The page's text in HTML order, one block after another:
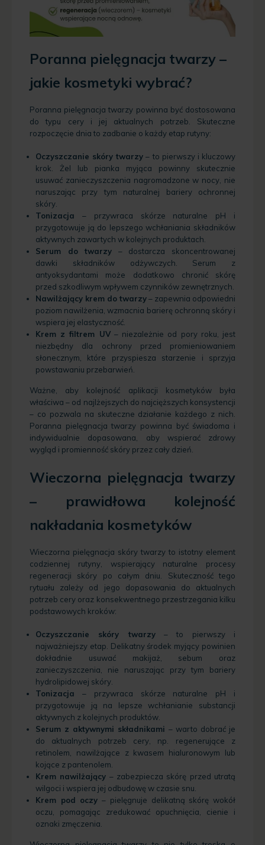
Poranna pielęgnacja twarzy –
jakie kosmetyki wybrać?
Poranna pielęgnacja twarzy powinna być dostosowana
do typu cery i jej aktualnych potrzeb. Skuteczne
rozpoczęcie dnia to zadbanie o każdy etap rutyny:
Oczyszczanie skóry twarzy – to pierwszy i kluczowy
krok. Żel lub pianka myjąca powinny skutecznie
usuwać zanieczyszczenia nagromadzone w nocy, nie
naruszając przy tym naturalnej bariery ochronnej
skóry.
Tonizacja – przywraca skórze naturalne pH i
przygotowuje ją do lepszego wchłaniania składników
aktywnych zawartych w kolejnych produktach.
Serum do twarzy – dostarcza skoncentrowanej
dawki składników odżywczych. Serum z
antyoksydantami może dodatkowo chronić skórę
przed szkodliwym wpływem czynników zewnętrznych.
Nawilżający krem do twarzy– zapewnia odpowiedni
poziom nawilżenia, wzmacnia barierę ochronną skóry i
wspiera jej elastyczność.
Krem z filtrem UV– niezależnie od pory roku, jest
niezbędny dla ochrony przed promieniowaniem
słonecznym, które przyspiesza starzenie i sprzyja
powstawaniu przebarwień.
Ważne, aby kolejność aplikacji kosmetyków była
właściwa – od najlżejszych do najcięższych konsystencji
– co pozwala na skuteczne działanie każdego z nich.
Poranna pielęgnacja twarzy powinna być świadoma i
indywidualnie dopasowana, aby wspierać zdrowy
wygląd i promienność skóry przez cały dzień.
Wieczorna pielęgnacja twarzy
– prawidłowa kolejność
nakładania kosmetyków
Wieczorna pielęgnacja skóry twarzy to istotny element
codziennej rutyny, wspierający naturalne procesy
regeneracji skóry po całym dniu. Skuteczność tego
rytuału zależy od jego dopasowania do aktualnych
potrzeb cery oraz konsekwentnego przestrzegania kilku
podstawowych kroków:
Oczyszczanie skóry twarzy– to pierwszy i
najważniejszy etap. Delikatny środek myjący powinien
dokładnie usuwać makijaż, sebum oraz
zanieczyszczenia, nie naruszając przy tym bariery
hydrolipidowej skóry.
Tonizacja – przywraca skórze naturalne pH i
przygotowuje ją na lepsze wchłanianie substancji
aktywnych z kolejnych produktów.
Serum z aktywnymi składnikami – warto dobrać je
do aktualnych potrzeb cery, np. regenerujące z
retinolem, nawilżające z kwasem hialuronowym lub
kojące z pantenolem.
Krem nawilżający – zabezpiecza skórę przed utratą
wilgoci i wspiera jej odbudowę w czasie snu.
Krem pod oczy – pielęgnuje delikatną skórę wokół
oczu, pomagając zredukować opuchnięcia, cienie i
oznaki zmęczenia.